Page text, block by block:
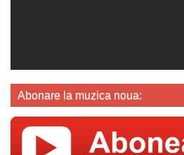
Abonare la muzica noua: